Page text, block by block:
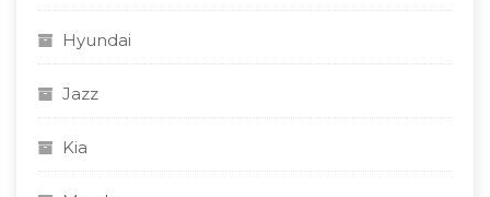
Hyundai
Jazz
Kia